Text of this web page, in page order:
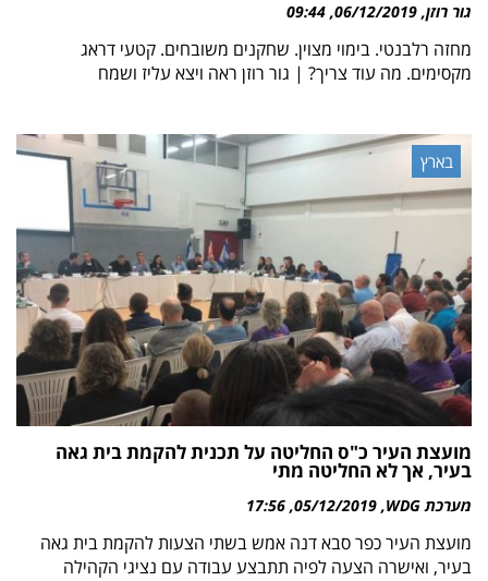
גור רוזן 06/12/2019
09:44
מחזה רלבנטי. בימוי מצוין. שחקנים משובחים. קטעי דראג
מקסימים. מה עוד צריך? | גור רוזן ראה ויצא עליז ושמח
בארץ
מועצת העיר כ"ס החליטה על תכנית להקמת בית גאה
בעיר, אך לא החליטה מתי
מערכת WDG 05/12/2019
17:56
מועצת העיר כפר סבא דנה אמש בשתי הצעות להקמת בית גאה
בעיר, ואישרה הצעה לפיה תתבצע עבודה עם נציגי הקהילה